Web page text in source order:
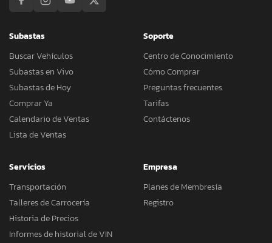
Subastas
Buscar Vehículos
Subastas en Vivo
Subastas de Hoy
Comprar Ya
Calendario de Ventas
Lista de Ventas
Soporte
Centro de Conocimiento
Cómo Comprar
Preguntas frecuentes
Tarifas
Contáctenos
Servicios
Transportación
Talleres de Carrocería
Historia de Precios
Informes de historial de VIN
Empresa
Planes de Membresía
Registro